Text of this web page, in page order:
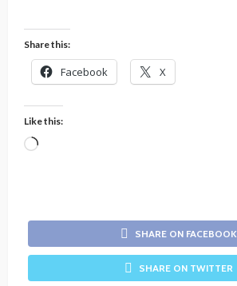
Share this:
Facebook X
Like this:
Loading…
SHARE ON FACEBOOK
SHARE ON TWITTER